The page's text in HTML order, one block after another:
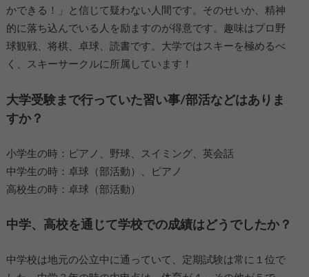
かできる！」と信じて疑わない人間です。そのせいか、精神
的に落ち込んでいる人を励ますのが得意です。趣味はプロ野
球観戦、将棋、卓球、読書です。大学ではスキーを極めるべ
く、スキーサークルに所属しています！
大学受験まで行っていた習い事/部活などはありま
すか？
小学生の時：ピアノ、野球、スイミング、英会話
中学生の時：卓球（部活動）、ピアノ
高校生の時：卓球（部活動）
中学、高校を通じて学校での成績はどうでしたか？
中学校は地元の公立中に通っていて、定期試験は常に１位で